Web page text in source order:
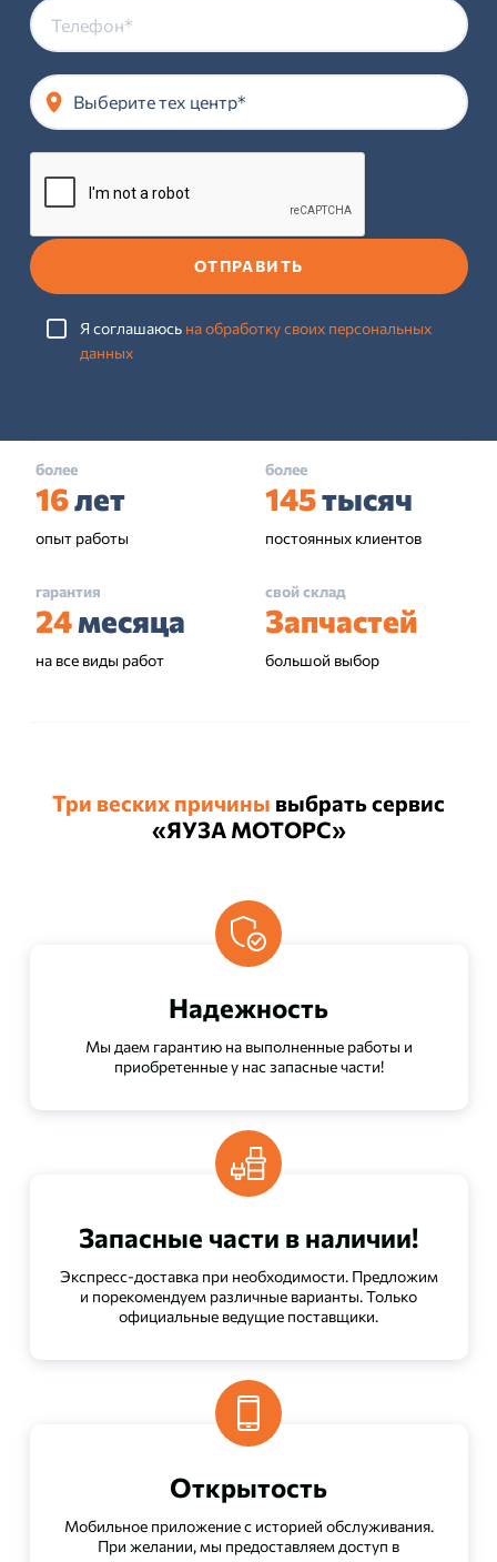
Выберите тех центр*
ОТПРАВИТЬ
Я соглашаюсь на обработку своих персональных
данных
более
16лет
опыт работы
более
145тысяч
постоянных клиентов
гарантия
24месяца
на все виды работ
свой склад
Запчастей
большой выбор
Три веских причины выбрать сервис
«ЯУЗА МОТОРС»
Надежность
Мы даем гарантию на выполненные работы и
приобретенные у нас запасные части!
Запасные части в наличии!
Экспресс-доставка при необходимости. Предложим
и порекомендуем различные варианты. Только
официальные ведущие поставщики.
Открытость
Мобильное приложение с историей обслуживания.
При желании, мы предоставляем доступ в